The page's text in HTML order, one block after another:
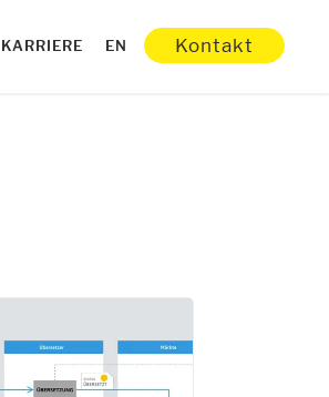
KARRIERE EN Kontakt